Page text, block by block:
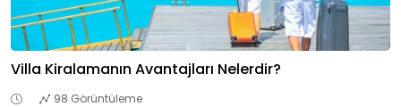
Villa Kiralamanın Avantajları Nelerdir?
98 Görüntüleme